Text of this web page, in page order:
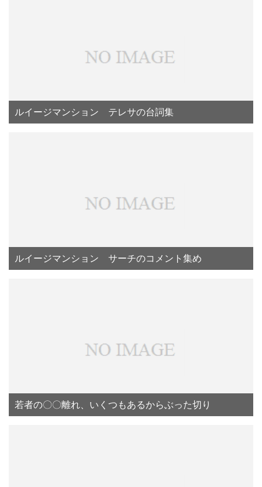
ルイージマンション テレサの台詞集
ルイージマンション サーチのコメント集め
若者の〇〇離れ、いくつもあるからぶった切り